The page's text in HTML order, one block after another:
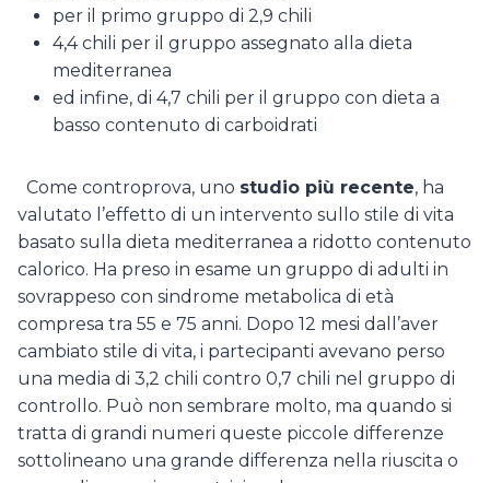
per il primo gruppo di 2,9 chili
4,4 chili per il gruppo assegnato alla dieta
mediterranea
ed infine, di 4,7 chili per il gruppo con dieta a
basso contenuto di carboidrati
Come controprova, uno studio più recente, ha
valutato l’effetto di un intervento sullo stile di vita
basato sulla dieta mediterranea a ridotto contenuto
calorico. Ha preso in esame un gruppo di adulti in
sovrappeso con sindrome metabolica di età
compresa tra 55 e 75 anni. Dopo 12 mesi dall’aver
cambiato stile di vita, i partecipanti avevano perso
una media di 3,2 chili contro 0,7 chili nel gruppo di
controllo. Può non sembrare molto, ma quando si
tratta di grandi numeri queste piccole differenze
sottolineano una grande differenza nella riuscita o